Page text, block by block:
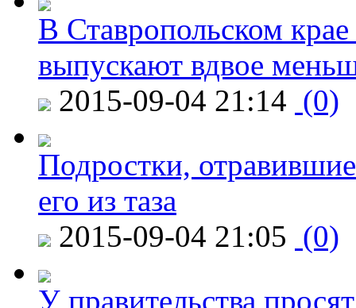
В Ставропольском
выпускают вдвое
2015-09-04 21:14 (0)
Подростки,
его из таза
2015-09-04 21:05 (0)
У правительства